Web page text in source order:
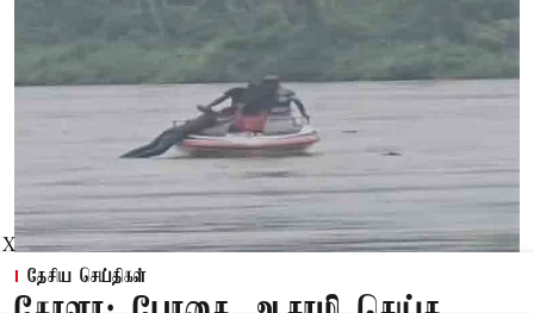
தேசிய செய்திகள்
X